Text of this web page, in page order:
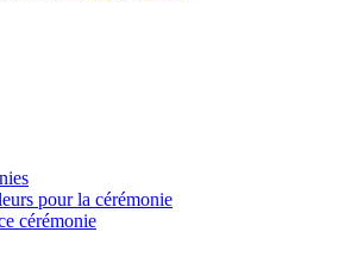
pour la cérémonie
cérémonie